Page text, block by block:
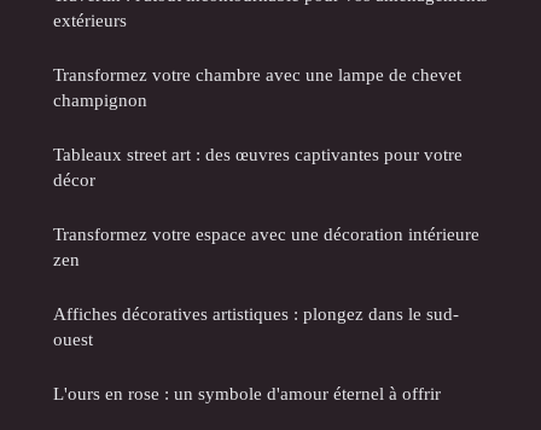
extérieurs
Transformez votre chambre avec une lampe de chevet
champignon
Tableaux street art : des œuvres captivantes pour votre
décor
Transformez votre espace avec une décoration intérieure
zen
Affiches décoratives artistiques : plongez dans le sud-
ouest
L'ours en rose : un symbole d'amour éternel à offrir